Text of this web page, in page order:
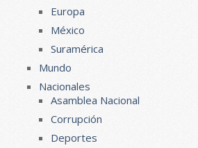
Europa
México
Suramérica
Mundo
Nacionales
Asamblea Nacional
Corrupción
Deportes